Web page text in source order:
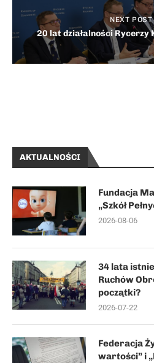
NEXT POST
20 lat działalności Rycerzy
AKTUALNOŚCI
Fundacja
„Szkół
2026-08-06
34 lata
Ruchów
początki?
2026-07-22
Federacja
wartości” i